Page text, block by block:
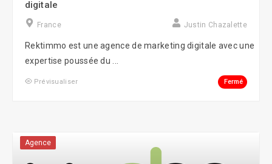
digitale
France Justin Chazalette
Rektimmo est une agence de marketing digitale avec une
expertise poussée du ...
Prévisualiser Fermé
Agence